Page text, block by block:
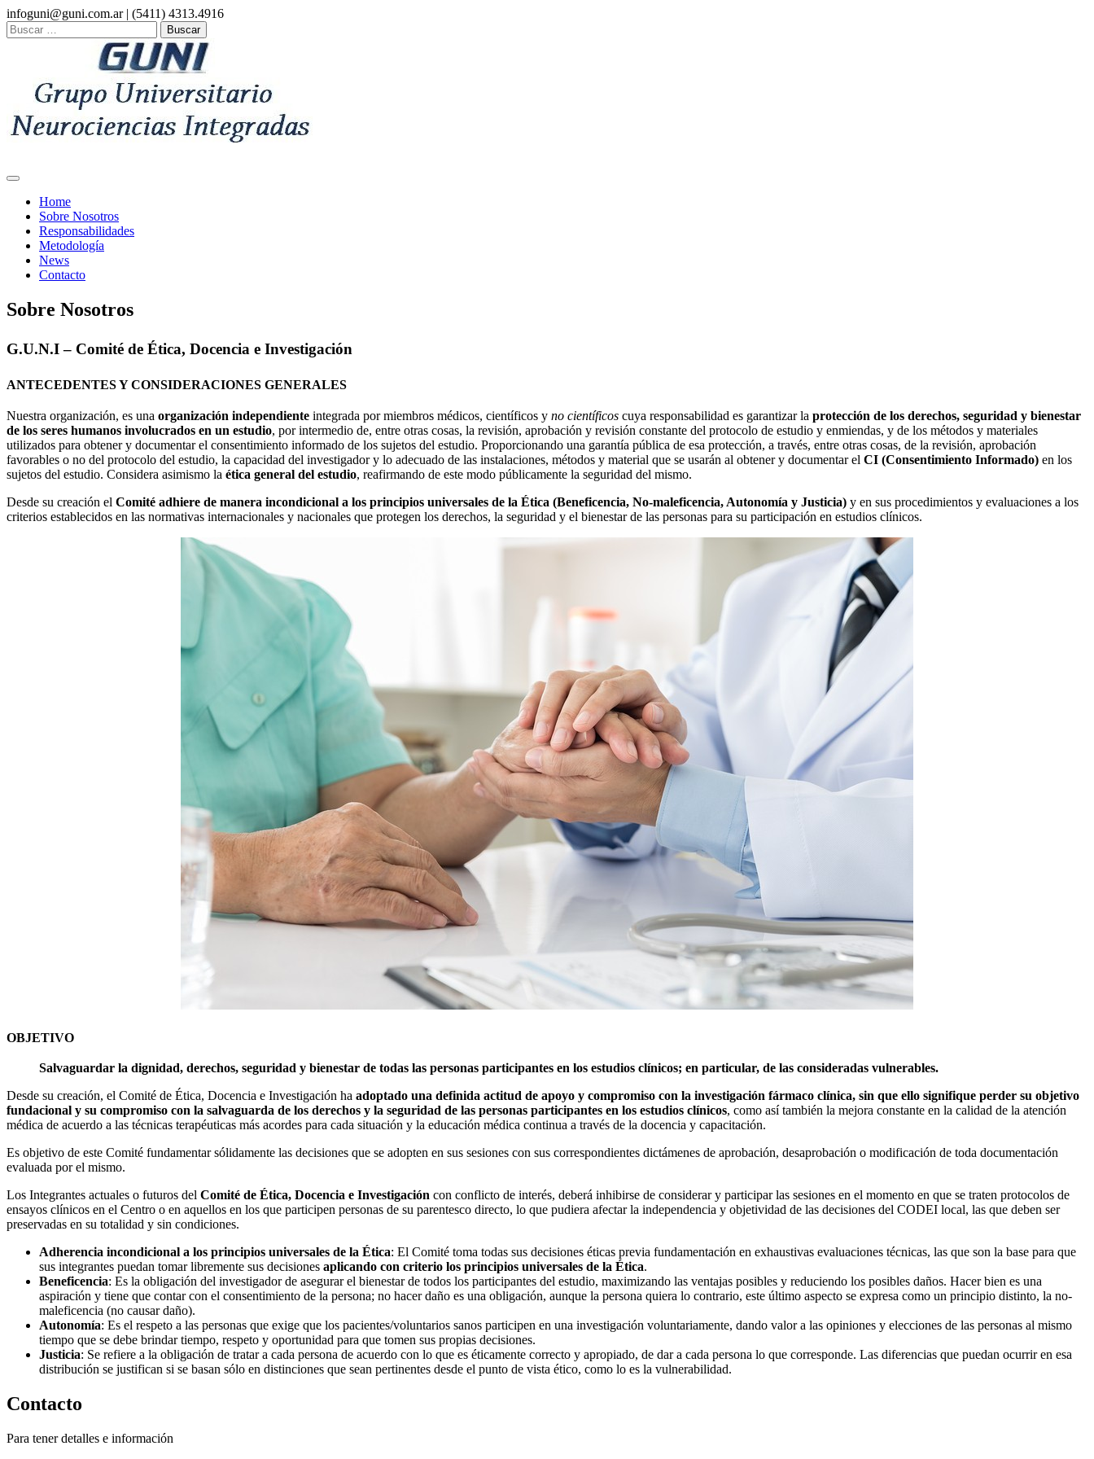
Skip
to
content
infoguni@guni.com.ar | (5411) 4313.4916
Buscar:
Home
Sobre Nosotros
Responsabilidades
Metodología
News
Contacto
Sobre Nosotros
G.U.N.I – Comité de Ética, Docencia e Investigación
ANTECEDENTES Y CONSIDERACIONES GENERALES
Nuestra organización, es una organización independiente integrada por miembros médicos, científicos y no científicos cuya responsabilidad es garantizar la protección de los derechos, seguridad y bienestar
de los seres humanos involucrados en un estudio, por intermedio de, entre otras cosas, la revisión, aprobación y revisión constante del protocolo de estudio y enmiendas, y de los métodos y materiales
utilizados para obtener y documentar el consentimiento informado de los sujetos del estudio. Proporcionando una garantía pública de esa protección, a través, entre otras cosas, de la revisión, aprobación
favorables o no del protocolo del estudio, la capacidad del investigador y lo adecuado de las instalaciones, métodos y material que se usarán al obtener y documentar el CI (Consentimiento Informado) en los
sujetos del estudio. Considera asimismo la ética general del estudio, reafirmando de este modo públicamente la seguridad del mismo.
Desde su creación el Comité adhiere de manera incondicional a los principios universales de la Ética (Beneficencia, No-maleficencia, Autonomía y Justicia) y en sus procedimientos y evaluaciones a los
criterios establecidos en las normativas internacionales y nacionales que protegen los derechos, la seguridad y el bienestar de las personas para su participación en estudios clínicos.
OBJETIVO
Salvaguardar la dignidad, derechos, seguridad y bienestar de todas las personas participantes en los estudios clínicos; en particular, de las consideradas vulnerables.
Desde su creación, el Comité de Ética, Docencia e Investigación ha adoptado una definida actitud de apoyo y compromiso con la investigación fármaco clínica, sin que ello signifique perder su objetivo
fundacional y su compromiso con la salvaguarda de los derechos y la seguridad de las personas participantes en los estudios clínicos, como así también la mejora constante en la calidad de la atención
médica de acuerdo a las técnicas terapéuticas más acordes para cada situación y la educación médica continua a través de la docencia y capacitación.
Es objetivo de este Comité fundamentar sólidamente las decisiones que se adopten en sus sesiones con sus correspondientes dictámenes de aprobación, desaprobación o modificación de toda documentación
evaluada por el mismo.
Los Integrantes actuales o futuros del Comité de Ética, Docencia e Investigación con conflicto de interés, deberá inhibirse de considerar y participar las sesiones en el momento en que se traten protocolos de
ensayos clínicos en el Centro o en aquellos en los que participen personas de su parentesco directo, lo que pudiera afectar la independencia y objetividad de las decisiones del CODEI local, las que deben ser
preservadas en su totalidad y sin condiciones.
Adherencia incondicional a los principios universales de la Ética: El Comité toma todas sus decisiones éticas previa fundamentación en exhaustivas evaluaciones técnicas, las que son la base para que
sus integrantes puedan tomar libremente sus decisiones aplicando con criterio los principios universales de la Ética.
Beneficencia: Es la obligación del investigador de asegurar el bienestar de todos los participantes del estudio, maximizando las ventajas posibles y reduciendo los posibles daños. Hacer bien es una
aspiración y tiene que contar con el consentimiento de la persona; no hacer daño es una obligación, aunque la persona quiera lo contrario, este último aspecto se expresa como un principio distinto, la no-
maleficencia (no causar daño).
Autonomía: Es el respeto a las personas que exige que los pacientes/voluntarios sanos participen en una investigación voluntariamente, dando valor a las opiniones y elecciones de las personas al mismo
tiempo que se debe brindar tiempo, respeto y oportunidad para que tomen sus propias decisiones.
Justicia: Se refiere a la obligación de tratar a cada persona de acuerdo con lo que es éticamente correcto y apropiado, de dar a cada persona lo que corresponde. Las diferencias que puedan ocurrir en esa
distribución se justifican si se basan sólo en distinciones que sean pertinentes desde el punto de vista ético, como lo es la vulnerabilidad.
Contacto
Para tener detalles e información